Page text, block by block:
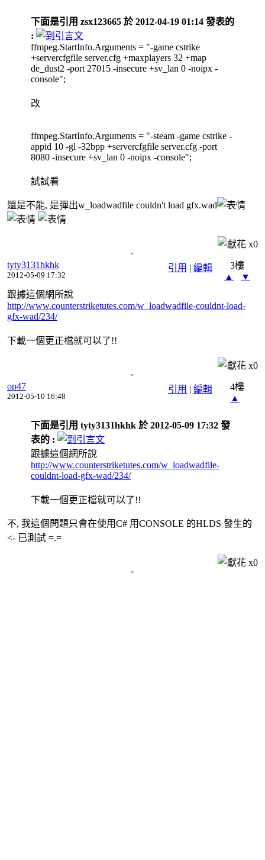
下面是引用 zsx123665 於 2012-04-19 01:14 發表的
:
ffmpeg.StartInfo.Arguments = "-game cstrike
+servercfgfile server.cfg +maxplayers 32 +map
de_dust2 -port 27015 -insecure +sv_lan 0 -noipx -
console";
改
ffmpeg.StartInfo.Arguments = "-steam -game cstrike -
appid 10 -gl -32bpp +servercfgfile server.cfg -port
8080 -insecure +sv_lan 0 -noipx -console";
試試看
還是不能, 是彈出w_loadwadfile couldn't load gfx.wad
x0
引用 | 編輯
tyty3131hkhk
2012-05-09 17:32
3樓
▲
▼
跟據這個網所說
http://www.counterstriketutes.com/w_loadwadfile-couldnt-load-
gfx-wad/234/
下載一個更正檔就可以了!!
x0
引用 | 編輯
op47
2012-05-10 16:48
4樓
▲
下面是引用 tyty3131hkhk 於 2012-05-09 17:32 發
表的 :
跟據這個網所說
http://www.counterstriketutes.com/w_loadwadfile-
couldnt-load-gfx-wad/234/
下載一個更正檔就可以了!!
不, 我這個問題只會在使用C# 用CONSOLE 的HLDS 發生的
<- 已測試 =.=
x0